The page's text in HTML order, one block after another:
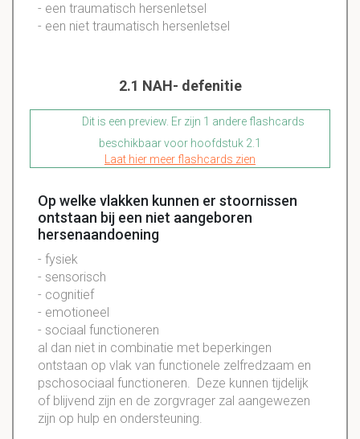
- een traumatisch hersenletsel
- een niet traumatisch hersenletsel
2.1 NAH- defenitie
Dit is een preview. Er zijn 1 andere flashcards
beschikbaar voor hoofdstuk 2.1
Laat hier meer flashcards zien
Op welke vlakken kunnen er stoornissen
ontstaan bij een niet aangeboren
hersenaandoening
- fysiek
- sensorisch
- cognitief
- emotioneel
- sociaal functioneren
al dan niet in combinatie met beperkingen
ontstaan op vlak van functionele zelfredzaam en
pschosociaal functioneren. Deze kunnen tijdelijk
of blijvend zijn en de zorgvrager zal aangewezen
zijn op hulp en ondersteuning.